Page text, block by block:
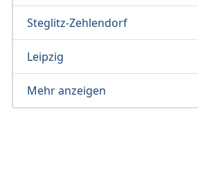
Steglitz-Zehlendorf
Leipzig
Mehr anzeigen